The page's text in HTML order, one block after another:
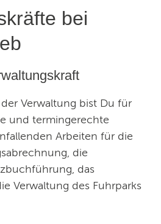
bei
Verwaltung bist Du für
und termingerechte
Arbeiten für die
die
das
Verwaltung des Fuhrparks